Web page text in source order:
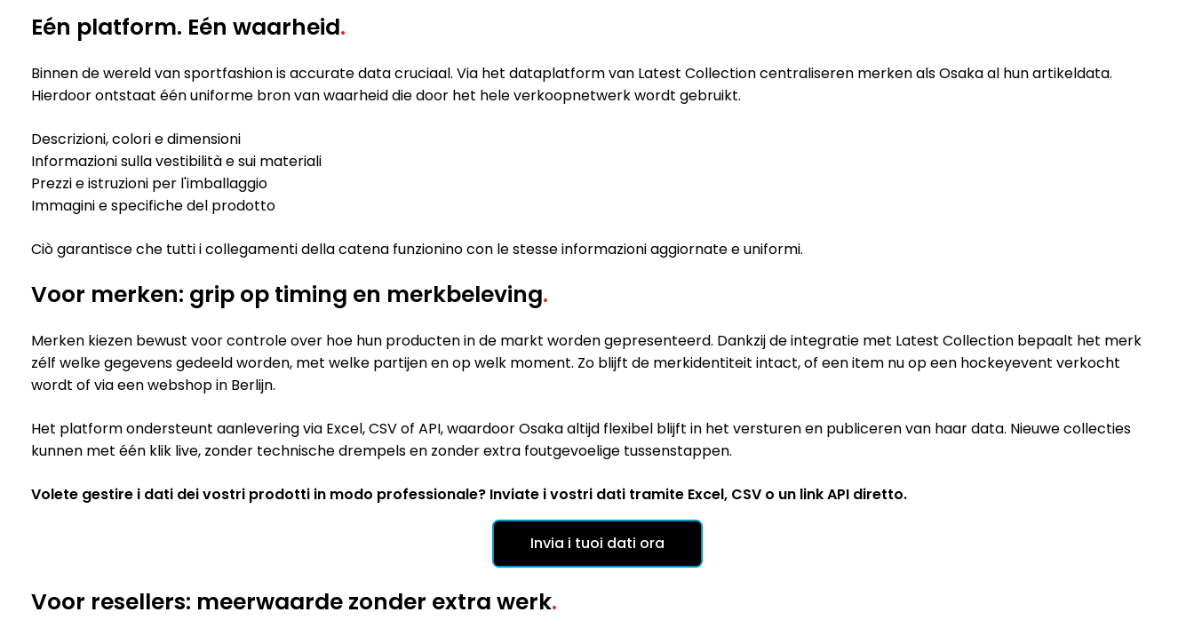
Eén platform. Eén waarheid.
Binnen de wereld van sportfashion is accurate data cruciaal. Via het dataplatform van Latest Collection centraliseren merken als Osaka al hun artikeldata.
Hierdoor ontstaat één uniforme bron van waarheid die door het hele verkoopnetwerk wordt gebruikt.
Descrizioni, colori e dimensioni
Informazioni sulla vestibilità e sui materiali
Prezzi e istruzioni per l'imballaggio
Immagini e specifiche del prodotto
Ciò garantisce che tutti i collegamenti della catena funzionino con le stesse informazioni aggiornate e uniformi.
Voor merken: grip op timing en merkbeleving.
Merken kiezen bewust voor controle over hoe hun producten in de markt worden gepresenteerd. Dankzij de integratie met Latest Collection bepaalt het merk
zélf welke gegevens gedeeld worden, met welke partijen en op welk moment. Zo blijft de merkidentiteit intact, of een item nu op een hockeyevent verkocht
wordt of via een webshop in Berlijn.
Het platform ondersteunt aanlevering via Excel, CSV of API, waardoor Osaka altijd flexibel blijft in het versturen en publiceren van haar data. Nieuwe collecties
kunnen met één klik live, zonder technische drempels en zonder extra foutgevoelige tussenstappen.
Volete gestire i dati dei vostri prodotti in modo professionale? Inviate i vostri dati tramite Excel, CSV o un link API diretto.
Invia i tuoi dati ora
Voor resellers: meerwaarde zonder extra werk.